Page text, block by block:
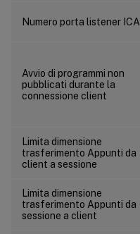
Numero porta listener ICA
Avvio di programmi non
pubblicati durante la
connessione client
Limita dimensione
trasferimento Appunti da
client a sessione
Limita dimensione
trasferimento Appunti da
sessione a client
ICA/Visualizzazione/Immagini fisse
ICA/WebSockets
Gestione profili/Impostazioni avanzate
Gestione profili/Impostazioni di base
Gestione profili/File System/Esclusioni